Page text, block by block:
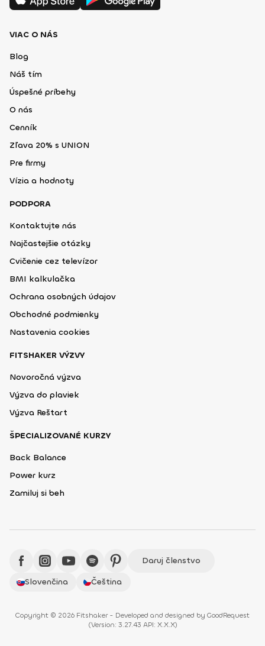
VIAC O NÁS
Blog
Náš tím
Úspešné príbehy
O nás
Cenník
Zľava 20% s UNION
Pre firmy
Vízia a hodnoty
PODPORA
Kontaktujte nás
Najčastejšie otázky
Cvičenie cez televízor
BMI kalkulačka
Ochrana osobných údajov
Obchodné podmienky
Nastavenia cookies
FITSHAKER VÝZVY
Novoročná výzva
Výzva do plaviek
Výzva Reštart
ŠPECIALIZOVANÉ KURZY
Back Balance
Power kurz
Zamiluj si beh
Daruj členstvo
Slovenčina
Čeština
Copyright © 2026 Fitshaker - Developed and designed by GoodRequest
(Version: 3.27.43 API: X.X.X)